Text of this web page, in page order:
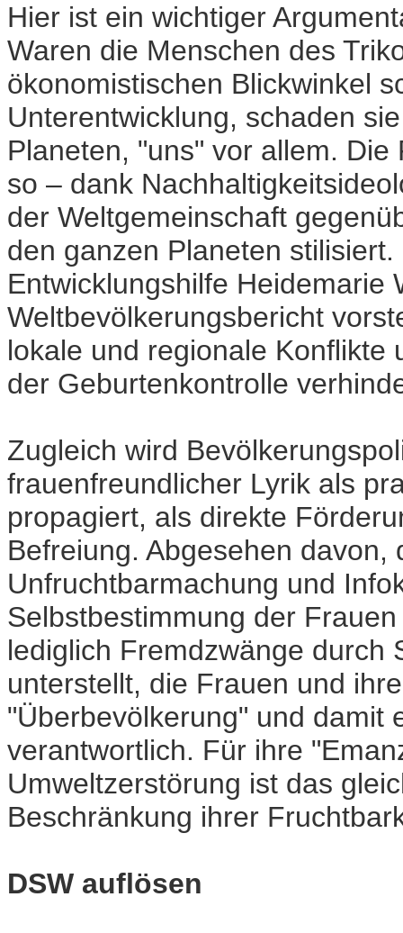
Hier ist ein wichtiger
Waren die Menschen des
ökonomistischen Blickwinkel
Unterentwicklung, schaden
Planeten, "uns" vor allem.
so – dank
der Weltgemeinschaft
den ganzen Planeten
Entwicklungshilfe Heidemarie
Weltbevölkerungsbericht
lokale und regionale Konflikte
der Geburtenkontrolle
Zugleich wird
frauenfreundlicher Lyrik als
propagiert, als direkte
Befreiung. Abgesehen
Unfruchtbarmachung und
Selbstbestimmung der
lediglich Fremdzwänge durch
unterstellt, die Frauen und
"Überbevölkerung" und damit
verantwortlich. Für ihre
Umweltzerstörung ist das
Beschränkung ihrer
DSW auflösen